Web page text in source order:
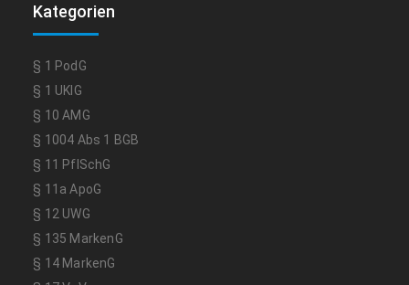
Kategorien
§ 1 PodG
§ 1 UKlG
§ 10 AMG
§ 1004 Abs 1 BGB
§ 11 PflSchG
§ 11a ApoG
§ 12 UWG
§ 135 MarkenG
§ 14 MarkenG